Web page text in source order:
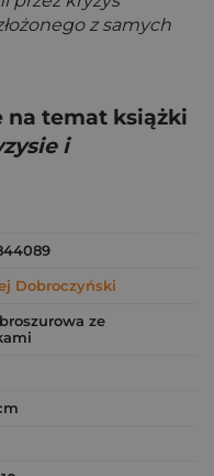
z samych
na temat książki
i
Dobroczyński
ze